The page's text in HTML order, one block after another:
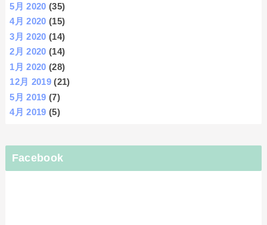
5月 2020 (35)
4月 2020 (15)
3月 2020 (14)
2月 2020 (14)
1月 2020 (28)
12月 2019 (21)
5月 2019 (7)
4月 2019 (5)
Facebook